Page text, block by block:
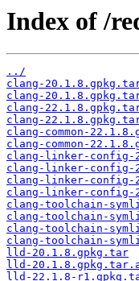
Index of /
../
clang-
clang-
clang-
clang-
clang-common-
clang-common-
clang-linker-config-
clang-linker-config-
clang-linker-config-
clang-linker-config-
clang-toolchain-
clang-toolchain-
clang-toolchain-
clang-toolchain-
lld-20.1.8.gpkg.tar
lld-
lld-22.1.8-